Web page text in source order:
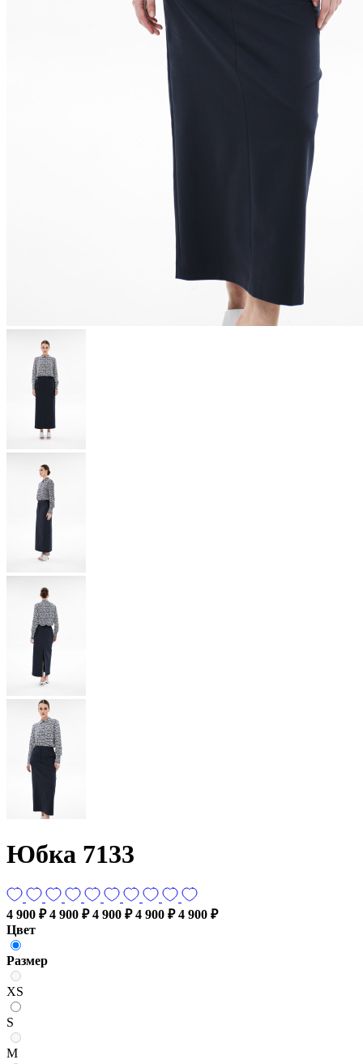
Юбка 7133
4 900 ₽ 4 900 ₽ 4 900 ₽ 4 900 ₽ 4 900 ₽
Цвет
Размер
XS
S
M